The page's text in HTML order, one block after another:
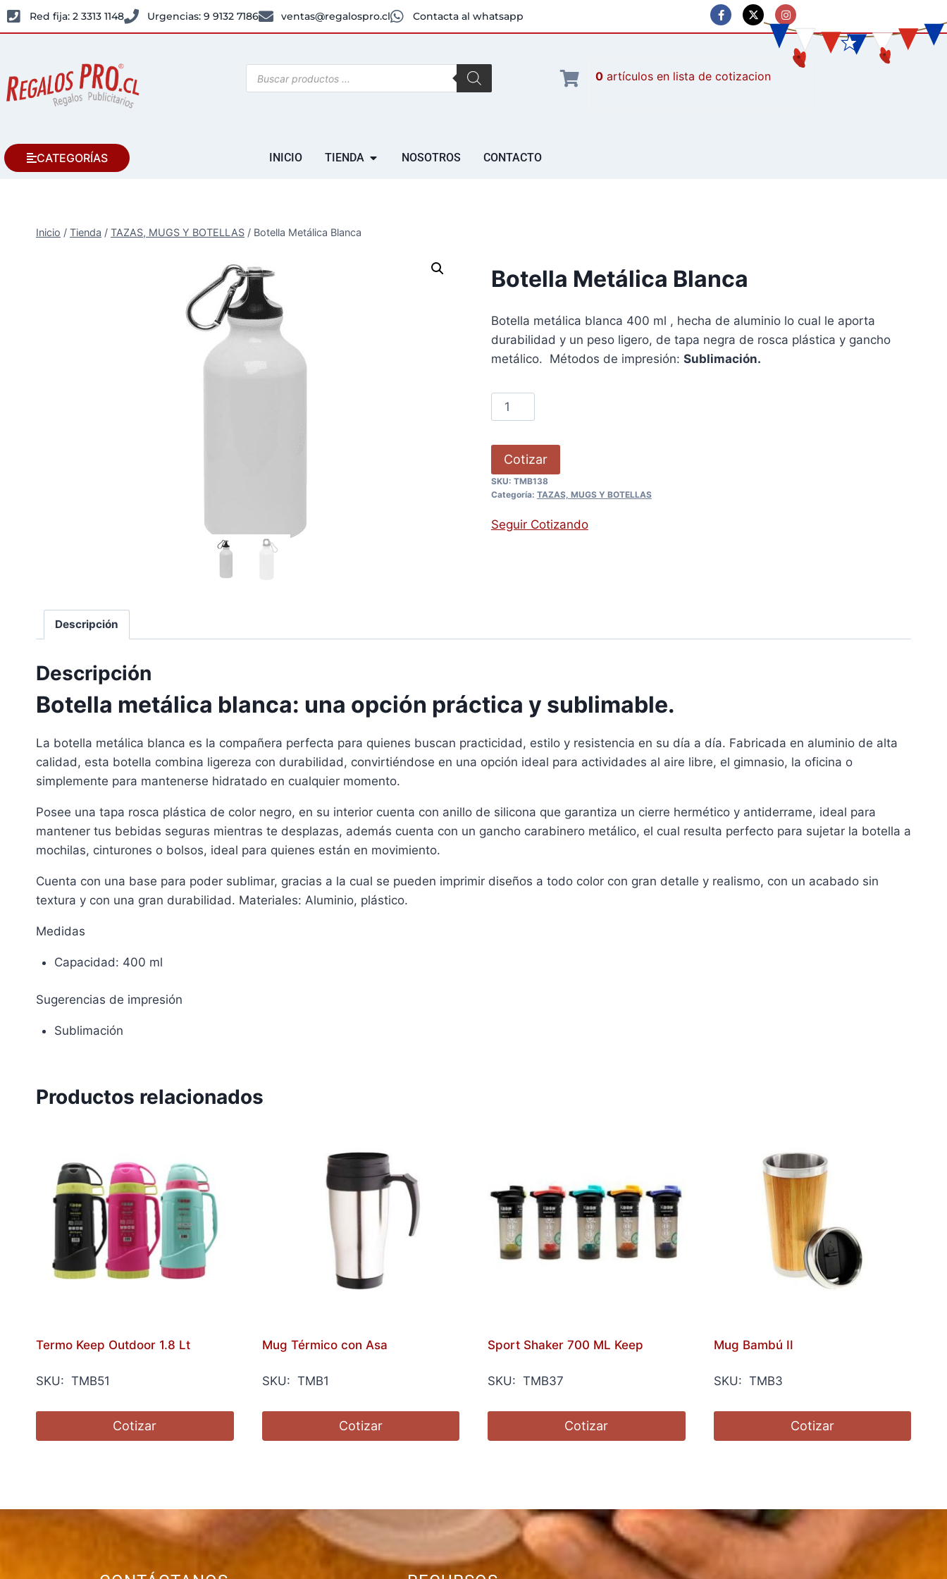
Red fija: 2 3313 1148 Urgencias: 9 9132 7186 ventas@regalospro.cl Contacta al whatsapp
0 artículos
CATEGORÍAS INICIO TIENDA NOSOTROS CONTACTO
Inicio / Tienda / TAZAS, MUGS Y BOTELLAS / Botella Metálica Blanca
Botella Metálica Blanca
Botella metálica blanca 400 ml , hecha de aluminio lo cual le aporta
durabilidad y un peso ligero, de tapa negra de rosca plástica y gancho
metálico. Métodos de impresión: Sublimación.
Cotizar
SKU: TMB138
Categoría: TAZAS, MUGS Y BOTELLAS
Seguir Cotizando
Descripción
Descripción
Botella metálica blanca: una opción práctica y sublimable.
La botella metálica blanca es la compañera perfecta para quienes buscan practicidad, estilo y resistencia en su día a día. Fabricada en aluminio de alta
calidad, esta botella combina ligereza con durabilidad, convirtiéndose en una opción ideal para actividades al aire libre, el gimnasio, la oficina o
simplemente para mantenerse hidratado en cualquier momento.
Posee una tapa rosca plástica de color negro, en su interior cuenta con anillo de silicona que garantiza un cierre hermético y antiderrame, ideal para
mantener tus bebidas seguras mientras te desplazas, además cuenta con un gancho carabinero metálico, el cual resulta perfecto para sujetar la botella a
mochilas, cinturones o bolsos, ideal para quienes están en movimiento.
Cuenta con una base para poder sublimar, gracias a la cual se pueden imprimir diseños a todo color con gran detalle y realismo, con un acabado sin
textura y con una gran durabilidad. Materiales: Aluminio, plástico.
Medidas
Capacidad: 400 ml
Sugerencias de impresión
Sublimación
Productos relacionados
Termo Keep Outdoor 1.8 Lt
SKU: TMB51
Cotizar
Mug Térmico con Asa
SKU: TMB1
Cotizar
Sport Shaker 700 ML Keep
SKU: TMB37
Cotizar
Mug Bambú II
SKU: TMB3
Cotizar